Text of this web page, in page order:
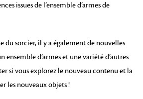
issues de l’ensemble d’armes de
du sorcier, il y a également de nouvelles
ensemble d’armes et une variété d’autres
si vous explorez le nouveau contenu et la
les nouveaux objets !